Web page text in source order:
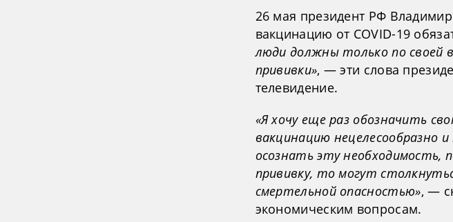
26 мая президент РФ
вакцинацию от COVID-19
люди должны только по своей
прививки», — эти слова
телевидение.
«Я хочу еще раз обозначить
вакцинацию нецелесообразно
осознать эту необходимость,
прививку, то могут
смертельной опасностью», —
экономическим вопросам.